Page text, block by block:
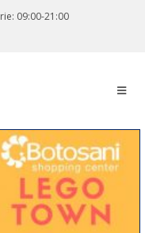
09:00-21:00